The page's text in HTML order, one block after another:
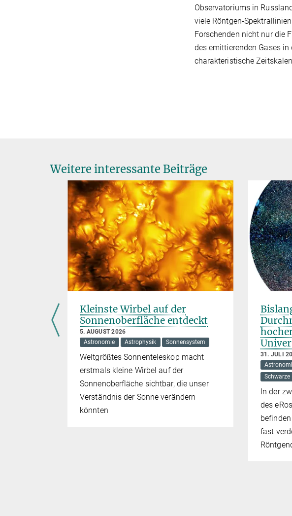
Observatoriums in
viele Röntgen-
Forschenden nicht nur die
des emittierenden Gases
charakteristische
Weitere interessante Beiträge
Kleinste Wirbel auf der
Sonnenoberfläche entdeckt
5. AUGUST 2026
Astronomie
Astrophysik Sonnensystem
Weltgrößtes Sonnenteleskop macht
erstmals kleine Wirbel auf der
Sonnenoberfläche sichtbar, die unser
Verständnis der Sonne verändern
könnten
31. JULI
Schwarze
In der
des
fast